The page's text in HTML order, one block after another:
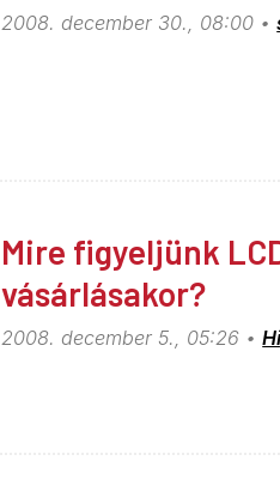
2008. december 30., 08:00
Mire figyeljünk
vásárlásakor?
2008. december 5., 05:26